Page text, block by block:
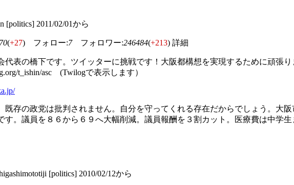
[politics] 2011/02/01から
(+27) フォロー:7フォロワー:246484(+213) 詳細
代表の橋下です。ツイッターに挑戦です！大阪都構想を実現するために頑張
t_ishin/asc (Twilogで表示します）
既存の政党は批判されません。自分を守ってくれる存在だからでしょう。大
す。議員を８６から６９へ大幅削減。議員報酬を３割カット。医療費は中学
[politics] 2010/02/12から